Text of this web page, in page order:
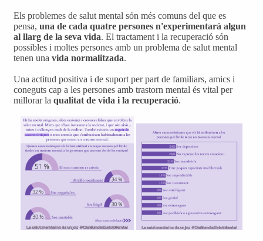
Els problemes de salut mental són més comuns del que es
pensa, una de cada quatre persones n'experimentarà algun
al llarg de la seva vida. El tractament i la recuperació són
possibles i moltes persones amb un problema de salut mental
tenen una vida normalitzada.
Una actitud positiva i de suport per part de familiars, amics i
coneguts cap a les persones amb trastorn mental és vital per
millorar la qualitat de vida i la recuperació.